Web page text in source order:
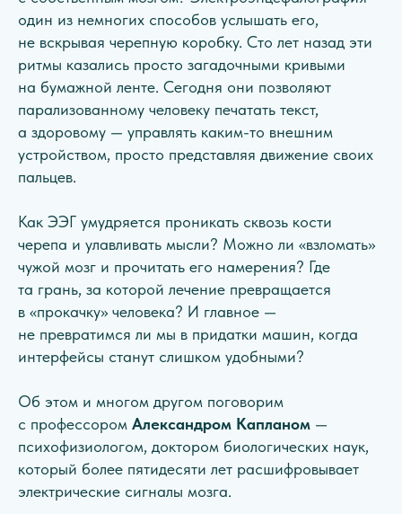
один из немногих способов услышать его,
не вскрывая черепную коробку. Сто лет назад эти
ритмы казались просто загадочными кривыми
на бумажной ленте. Сегодня они позволяют
парализованному человеку печатать текст,
а здоровому — управлять каким-то внешним
устройством, просто представляя движение своих
пальцев.
Как ЭЭГ умудряется проникать сквозь кости
черепа и улавливать мысли? Можно ли «взломать»
чужой мозг и прочитать его намерения? Где
та грань, за которой лечение превращается
в «прокачку» человека? И главное —
не превратимся ли мы в придатки машин, когда
интерфейсы станут слишком удобными?
Об этом и многом другом поговорим
с профессором Александром Капланом —
психофизиологом, доктором биологических наук,
который более пятидесяти лет расшифровывает
электрические сигналы мозга.